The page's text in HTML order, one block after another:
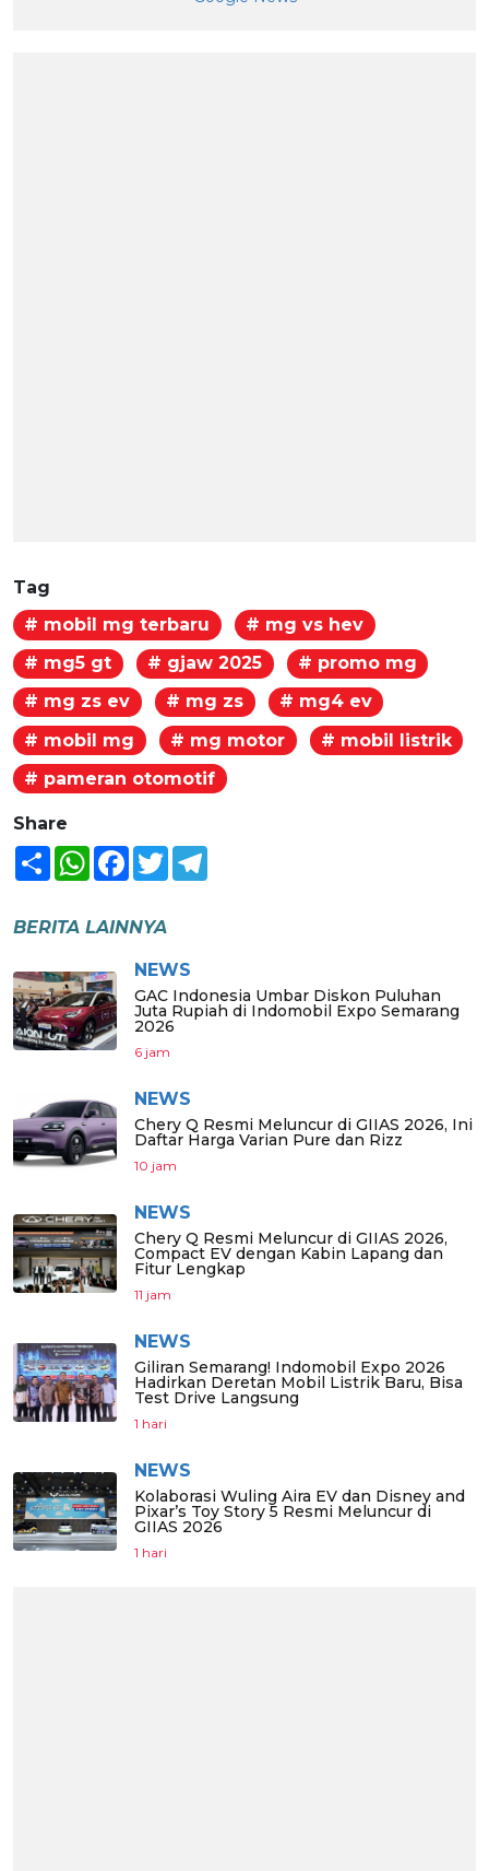
Tag
# mobil mg terbaru
# mg vs hev
# mg5 gt
# gjaw 2025
# promo mg
# mg zs ev
# mg zs
# mg4 ev
# mobil mg
# mg motor
# mobil listrik
# pameran otomotif
Share
Share WhatsAppFacebook
Twitter
BERITA LAINNYA
NEWS
GAC Indonesia Umbar Diskon Puluhan
Juta Rupiah di Indomobil Expo Semarang
2026
6 jam
NEWS
Chery Q Resmi Meluncur di GIIAS 2026, Ini
Daftar Harga Varian Pure dan Rizz
10 jam
NEWS
Chery Q Resmi Meluncur di GIIAS 2026,
Compact EV dengan Kabin Lapang dan
Fitur Lengkap
11 jam
NEWS
Giliran Semarang! Indomobil Expo 2026
Hadirkan Deretan Mobil Listrik Baru, Bisa
Test Drive Langsung
1 hari
NEWS
Kolaborasi Wuling Aira EV dan Disney and
Pixar’s Toy Story 5 Resmi Meluncur di
GIIAS 2026
1 hari